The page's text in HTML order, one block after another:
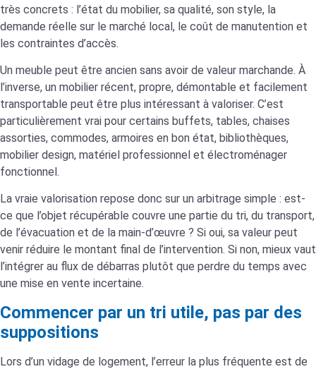
très concrets : l’état du mobilier, sa qualité, son style, la
demande réelle sur le marché local, le coût de manutention et
les contraintes d’accès.
Un meuble peut être ancien sans avoir de valeur marchande. À
l’inverse, un mobilier récent, propre, démontable et facilement
transportable peut être plus intéressant à valoriser. C’est
particulièrement vrai pour certains buffets, tables, chaises
assorties, commodes, armoires en bon état, bibliothèques,
mobilier design, matériel professionnel et électroménager
fonctionnel.
La vraie valorisation repose donc sur un arbitrage simple : est-
ce que l’objet récupérable couvre une partie du tri, du transport,
de l’évacuation et de la main-d’œuvre ? Si oui, sa valeur peut
venir réduire le montant final de l’intervention. Si non, mieux vaut
l’intégrer au flux de débarras plutôt que perdre du temps avec
une mise en vente incertaine.
Commencer par un tri utile, pas par des
suppositions
Lors d’un vidage de logement, l’erreur la plus fréquente est de